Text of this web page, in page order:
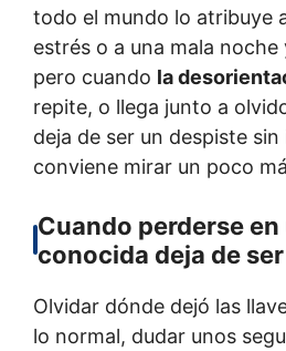
todo el mundo lo atribuye
estrés o a una mala noche
pero cuando la
repite, o llega junto a
deja de ser un despiste
conviene mirar un poco
Cuando perderse
conocida deja de
Olvidar dónde dejó las
lo normal, dudar unos